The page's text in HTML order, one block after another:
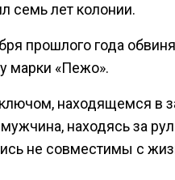
семь лет колонии.
прошлого года
марки «Пежо».
находящемся в
находясь за
не совместимы с